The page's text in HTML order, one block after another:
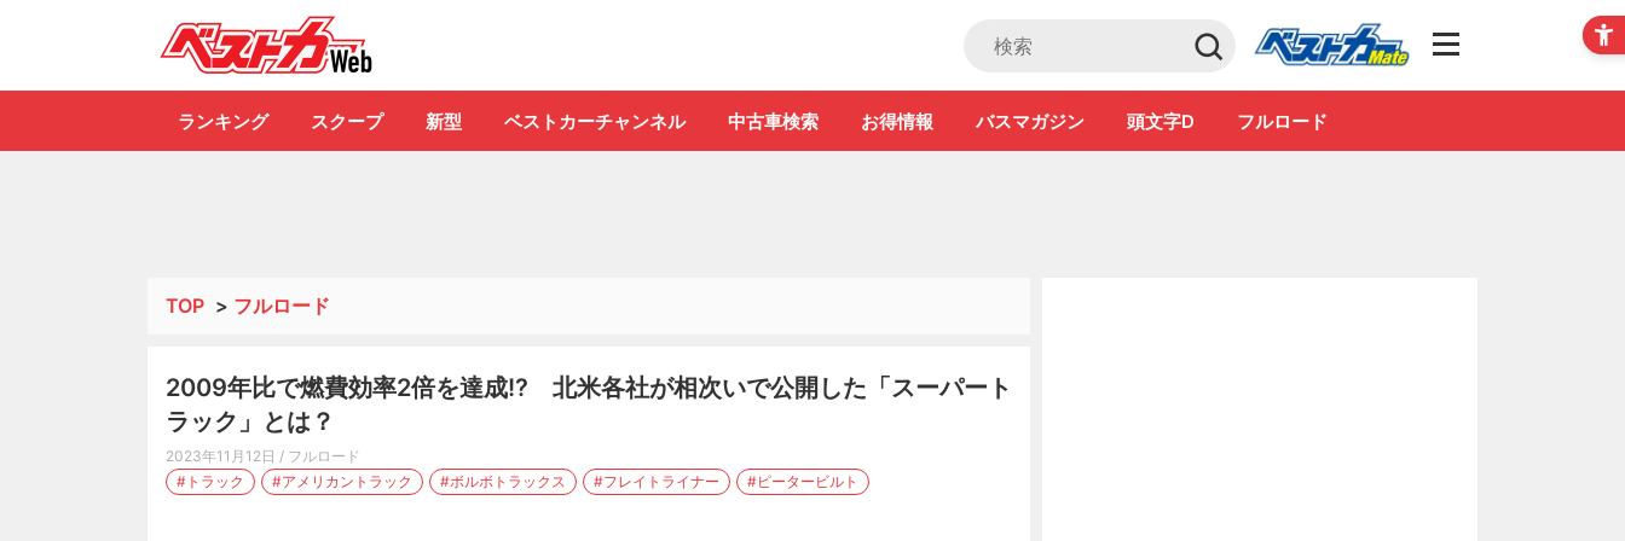
Club
ランキング スクープ 新型 ベストカーチャンネル 中古車検索 お得情報 バスマガジン 頭文字D フルロード
TOP > フルロード
2009年比で燃費効率2倍を達成!? 北米各社が相次いで公開した「スーパート
ラック」とは？
2023年11月12日 / フルロード
#トラック
#アメリカントラック #ボルボトラックス #フレイトライナー #ピータービルト